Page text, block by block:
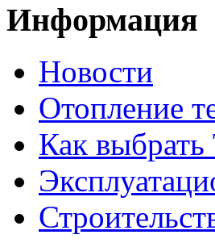
Информация
Новости
Отопление
Как